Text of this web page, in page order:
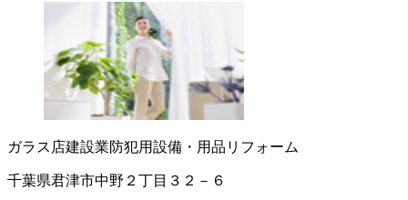
ガラス店建設業防犯用設備・用品 リフォーム
千葉県君津市中野２丁目３２－６